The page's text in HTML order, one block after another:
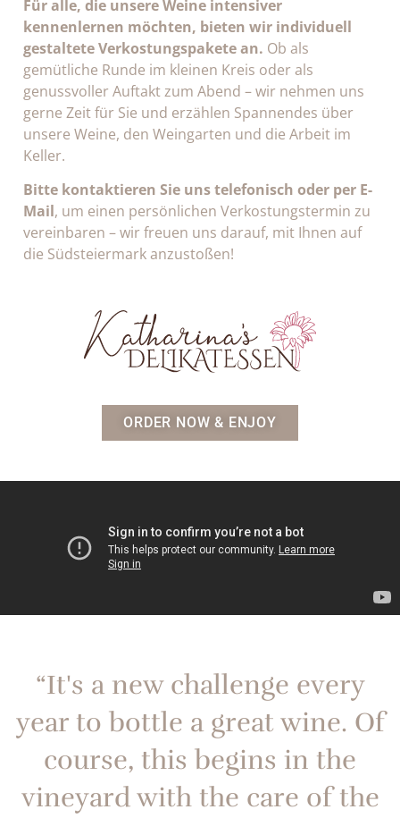
Für alle, die unsere Weine intensiver
kennenlernen möchten, bieten wir individuell
gestalteteVerkostungspaketean. Ob als
gemütliche Runde im kleinen Kreis oder als
genussvoller Auftakt zum Abend – wir nehmen uns
gerne Zeit für Sie und erzählen Spannendes über
unsere Weine, den Weingarten und die Arbeit im
Keller.
Bitte kontaktieren Sie uns telefonisch oder per E-
Mail, um einen persönlichen Verkostungstermin zu
vereinbaren – wir freuen uns darauf, mit Ihnen auf
die Südsteiermark anzustoßen!
ORDER NOW & ENJOY
“It's a new challenge every
year to bottle a great wine. Of
course, this begins in the
vineyard with the care of the